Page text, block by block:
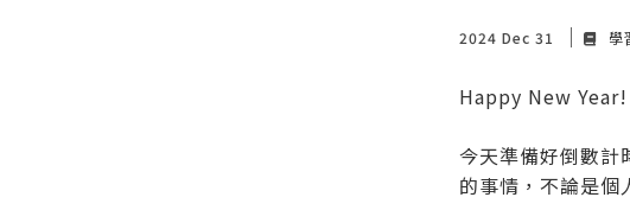
2024 Dec 31 學
Happy New Year!
今天準備好倒數計
的事情，不論是個